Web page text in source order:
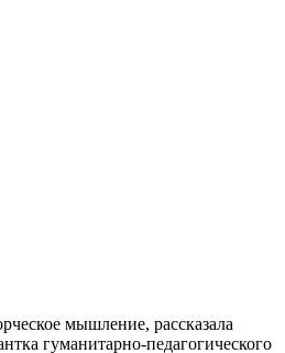
мышление, рассказала
гуманитарно-педагогического